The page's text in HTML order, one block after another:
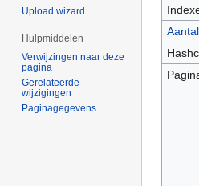
Upload wizard
Hulpmiddelen
Verwijzingen naar deze
pagina
Gerelateerde
wijzigingen
Paginagegevens